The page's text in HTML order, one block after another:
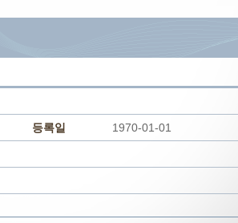
등록일 1970-01-01